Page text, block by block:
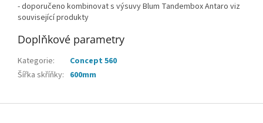
- doporučeno kombinovat s výsuvy Blum Tandembox Antaro viz
související produkty
Doplňkové parametry
Kategorie:
Concept 560
Šířka skříňky: 600mm
Z